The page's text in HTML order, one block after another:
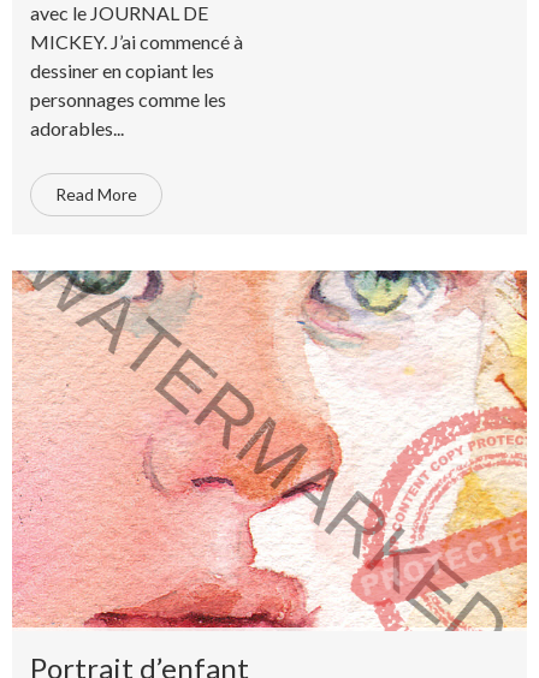
avec le JOURNAL DE
MICKEY. J’ai commencé à
dessiner en copiant les
personnages comme les
adorables...
Read More
Portrait d’enfant